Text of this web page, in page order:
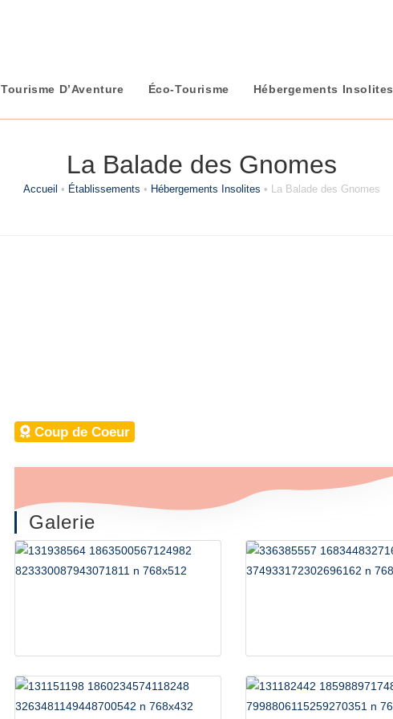
Tourisme D’Aventure Éco-Tourisme Hébergements Insolites
La Balade des Gnomes
Accueil • Établissements • Hébergements Insolites • La Balade des Gnomes
Coup de Coeur
Galerie